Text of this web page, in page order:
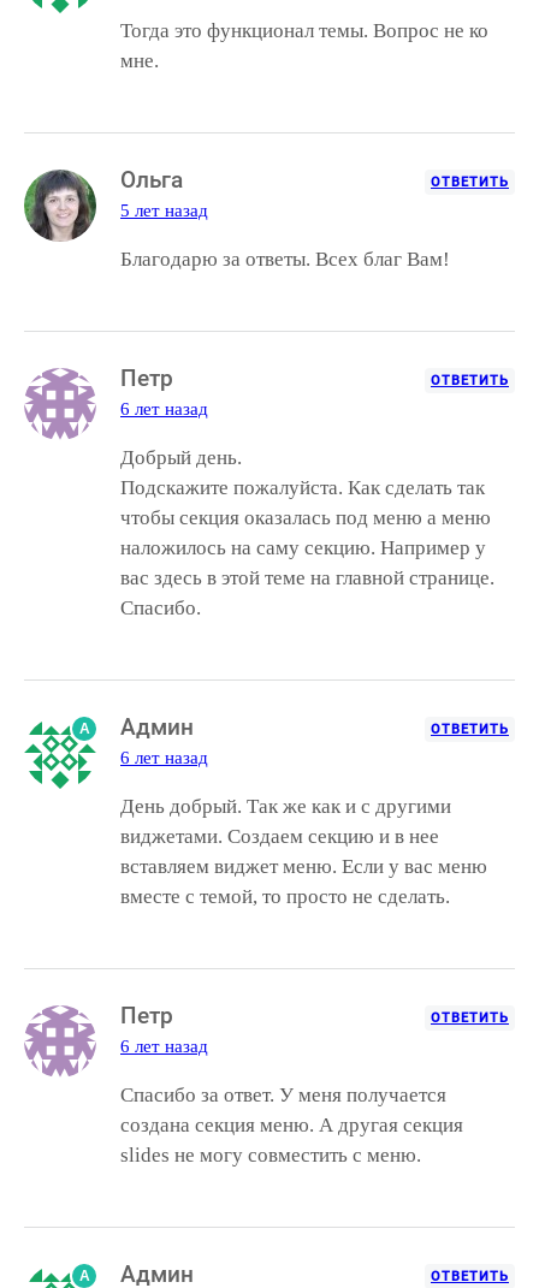
Тогда это функционал темы. Вопрос не ко
мне.
Ольга
5 лет назад
ОТВЕТИТЬ
Благодарю за ответы. Всех благ Вам!
Петр
6 лет назад
ОТВЕТИТЬ
Добрый день.
Подскажите пожалуйста. Как сделать так
чтобы секция оказалась под меню а меню
наложилось на саму секцию. Например у
вас здесь в этой теме на главной странице.
Спасибо.
A Админ
6 лет назад
ОТВЕТИТЬ
День добрый. Так же как и с другими
виджетами. Создаем секцию и в нее
вставляем виджет меню. Если у вас меню
вместе с темой, то просто не сделать.
Петр
6 лет назад
ОТВЕТИТЬ
Спасибо за ответ. У меня получается
создана секция меню. А другая секция
slides не могу совместить с меню.
A Админ ОТВЕТИТЬ